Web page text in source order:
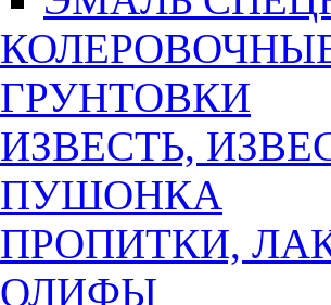
ГРУНТОВКИ
ИЗВЕСТЬ,
ПУШОНКА
ПРОПИТКИ,
ОЛИФЫ